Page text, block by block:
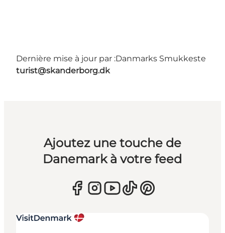
Dernière mise à jour par :Danmarks Smukkeste
turist@skanderborg.dk
Ajoutez une touche de
Danemark à votre feed